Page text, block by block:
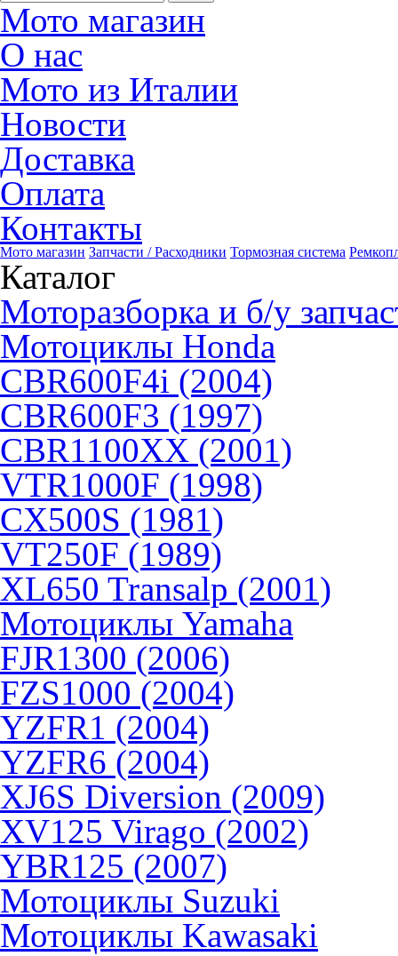
Мото магазин
О нас
Мото из Италии
Новости
Доставка
Оплата
Контакты
Мото магазин Запчасти / Расходники Тормозная система
Каталог
Моторазборка и б/у
Мотоциклы Honda
CBR600F4i (2004)
CBR600F3 (1997)
CBR1100XX (2001)
VTR1000F (1998)
CX500S (1981)
VT250F (1989)
XL650 Transalp (2001)
Мотоциклы Yamaha
FJR1300 (2006)
FZS1000 (2004)
YZFR1 (2004)
YZFR6 (2004)
XJ6S Diversion (2009)
XV125 Virago (2002)
YBR125 (2007)
Мотоциклы Suzuki
Мотоциклы Kawasaki